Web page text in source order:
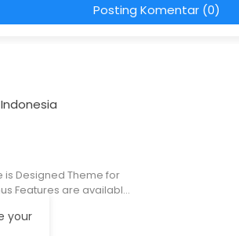
Posting Komentar (0)
is Designed Theme for
Features are availabl…
your